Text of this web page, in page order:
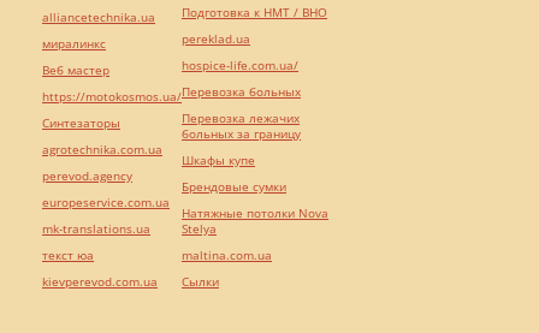
alliancetechnika.ua
миралинкс
Веб мастер
https://motokosmos.ua/
Синтезаторы
agrotechnika.com.ua
perevod.agency
europeservice.com.ua
mk-translations.ua
текст юа
kievperevod.com.ua
Подготовка к НМТ / ВНО
pereklad.ua
hospice-life.com.ua/
Перевозка больных
Перевозка лежачих
больных за границу
Шкафы купе
Брендовые сумки
Натяжные потолки Nova
Stelya
maltina.com.ua
Cылки